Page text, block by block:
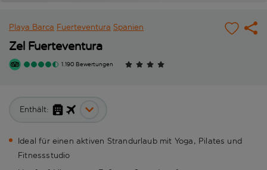
Playa Barca Fuerteventura Spanien
Zel Fuerteventura
1.190 Bewertungen
Enthält:
Ideal für einen aktiven Strandurlaub mit Yoga, Pilates und
Fitnessstudio